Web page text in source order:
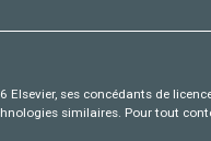
ses concédants de
similaires. Pour tout